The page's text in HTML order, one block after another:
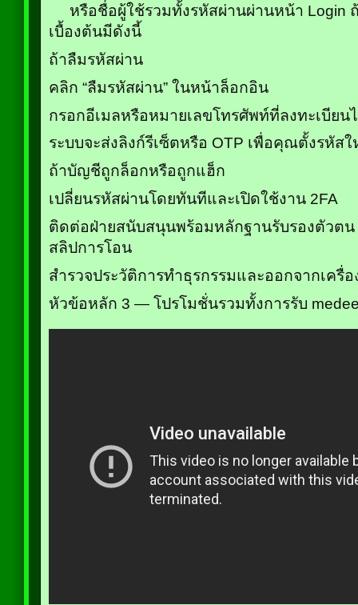
หรือชื่อผู้ใช้รวมทั้งรหัสผ่านผ่านหน้า Login
เบื้องต้นมีดังนี้
ถ้าลืมรหัสผ่าน
คลิก “ลืมรหัสผ่าน” ในหน้าล็อกอิน
กรอกอีเมลหรือหมายเลขโทรศัพท์ที่ลงทะเบียน
ระบบจะส่งลิงก์รีเซ็ตหรือ OTP เพื่อคุณตั้งรหัส
ถ้าบัญชีถูกล็อกหรือถูกแฮ็ก
เปลี่ยนรหัสผ่านโดยทันทีและเปิดใช้งาน 2FA
ติดต่อฝ่ายสนับสนุนพร้อมหลักฐานรับรองตัวตน
สลิปการโอน
สำรวจประวัติการทำธุรกรรมและออกจากเครื่
หัวข้อหลัก 3 — โปรโมชั่นรวมทั้งการรับ